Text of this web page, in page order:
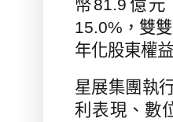
幣81.9 億元
15.0% ，雙
年化股東權
星展集團執
利表現、數